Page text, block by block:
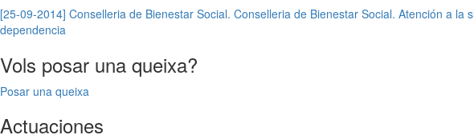
Post
navigation
[25-09-2014] Conselleria de Bienestar Social. Conselleria de Bienestar Social. Atención a la
dependencia
Vols posar una queixa?
Posar una queixa
Actuaciones